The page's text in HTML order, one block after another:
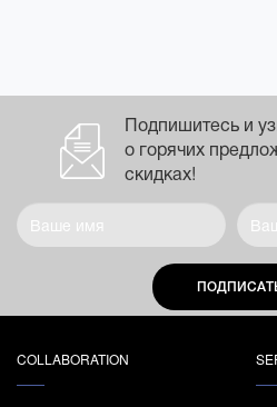
Подпишитесь и
о горячих
скидках!
COLLABORATION